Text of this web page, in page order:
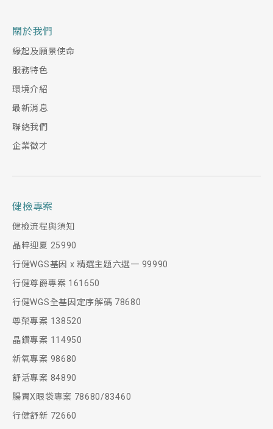
關於我們
緣起及願景使命
服務特色
環境介紹
最新消息
聯絡我們
企業徵才
健檢專案
健檢流程與須知
晶粹迎夏 25990
行健WGS基因 x 精選主題六選一 99990
行健尊爵專案 161650
行健WGS全基因定序解碼 78680
尊榮專案 138520
晶鑽專案 114950
新氧專案 98680
舒活專案 84890
腸胃X眼袋專案 78680/83460
行健舒新 72660